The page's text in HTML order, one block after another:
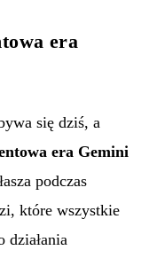
era
się dziś, a
era Gemini
podczas
które wszystkie
działania